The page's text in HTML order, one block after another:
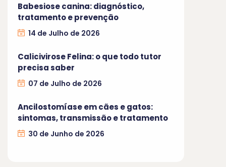
Babesiose canina: diagnóstico,
tratamento e prevenção
14 de Julho de 2026
Calicivirose Felina: o que todo tutor
precisa saber
07 de Julho de 2026
Ancilostomíase em cães e gatos:
sintomas, transmissão e tratamento
30 de Junho de 2026